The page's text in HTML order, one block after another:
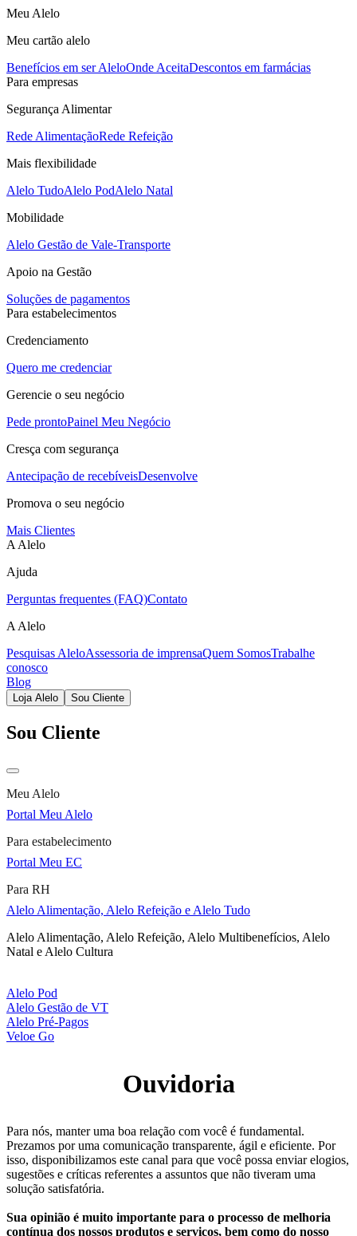
Meu Alelo
Meu cartão alelo
Benefícios em ser AleloOnde AceitaDescontos em farmácias
Para empresas
Segurança Alimentar
Rede AlimentaçãoRede Refeição
Mais flexibilidade
Alelo TudoAlelo PodAlelo Natal
Mobilidade
Alelo Gestão de Vale-Transporte
Apoio na Gestão
Soluções de pagamentos
Para estabelecimentos
Credenciamento
Quero me credenciar
Gerencie o seu negócio
Pede prontoPainel Meu Negócio
Cresça com segurança
Antecipação de recebíveisDesenvolve
Promova o seu negócio
Mais Clientes
A Alelo
Ajuda
Perguntas frequentes (FAQ)Contato
A Alelo
Pesquisas AleloAssessoria de imprensaQuem SomosTrabalhe
conosco
Blog
Loja Alelo Sou Cliente
Sou Cliente
Meu Alelo
Portal Meu Alelo
Para estabelecimento
Portal Meu EC
Para RH
Alelo Alimentação, Alelo Refeição e Alelo Tudo
Alelo Alimentação, Alelo Refeição, Alelo Multibenefícios, Alelo
Natal e Alelo Cultura
Alelo Pod
Alelo Gestão de VT
Alelo Pré-Pagos
Veloe Go
Ouvidoria
Para nós, manter uma boa relação com você é fundamental.
Prezamos por uma comunicação transparente, ágil e eficiente. Por
isso, disponibilizamos este canal para que você possa enviar elogios,
sugestões e críticas referentes a assuntos que não tiveram uma
solução satisfatória.
Sua opinião é muito importante para o processo de melhoria
contínua dos nossos produtos e serviços, bem como do nosso